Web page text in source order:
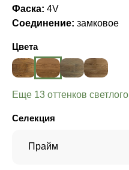
Фаска: 4V
Соединение: замковое
Цвета
Еще 13 оттенков светлого
Селекция
Прайм